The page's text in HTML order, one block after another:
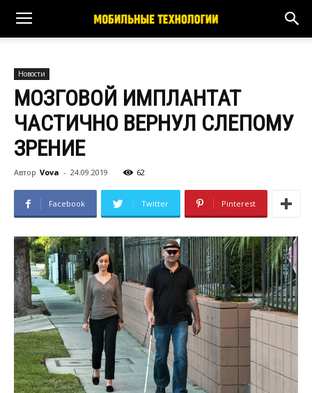
Новости
МОЗГОВОЙ ИМПЛАНТАТ
ЧАСТИЧНО ВЕРНУЛ СЛЕПОМУ
ЗРЕНИЕ
Автор Vova - 24.09.2019 62
Facebook Twitter Pinterest